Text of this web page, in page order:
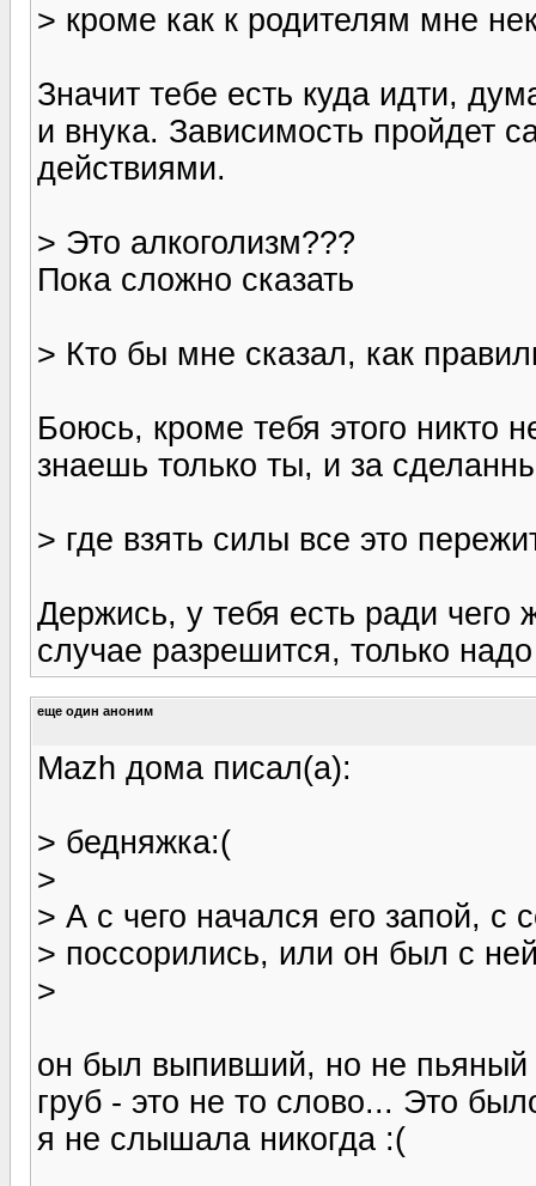
> кроме как к родителям мне
Значит тебе есть куда идти,
и внука. Зависимость пройдет
действиями.
> Это алкоголизм???
Пока сложно сказать
> Кто бы мне сказал, как
Боюсь, кроме тебя этого никто
знаешь только ты, и за
> где взять силы все это
Держись, у тебя есть ради
случае разрешится, только
еще один аноним
Mazh дома писал(а):
> бедняжка:(
>
> А с чего начался его запой,
> поссорились, или он был с
>
он был выпивший, но не пьяный
груб - это не то слово... Это
я не слышала никогда :(